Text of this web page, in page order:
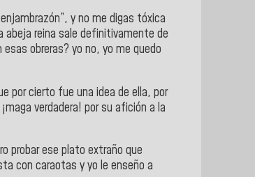
y no me digas tóxica
abeja reina sale definitivamente de
obreras? yo no, yo me quedo
por cierto fue una idea de ella, por
verdadera! por su afición a la
probar ese plato extraño que
con caraotas y yo le enseño a